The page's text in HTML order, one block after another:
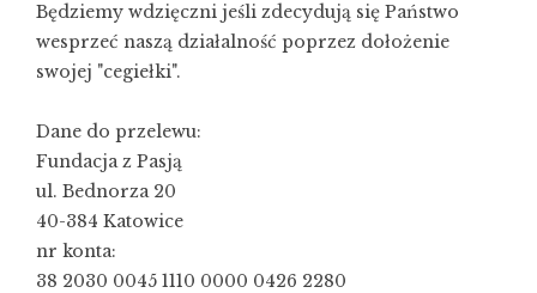
Będziemy wdzięczni jeśli zdecydują się Państwo
wesprzeć naszą działalność poprzez dołożenie
swojej "cegiełki".
Dane do przelewu:
Fundacja z Pasją
ul. Bednorza 20
40-384 Katowice
nr konta:
38 2030 0045 1110 0000 0426 2280